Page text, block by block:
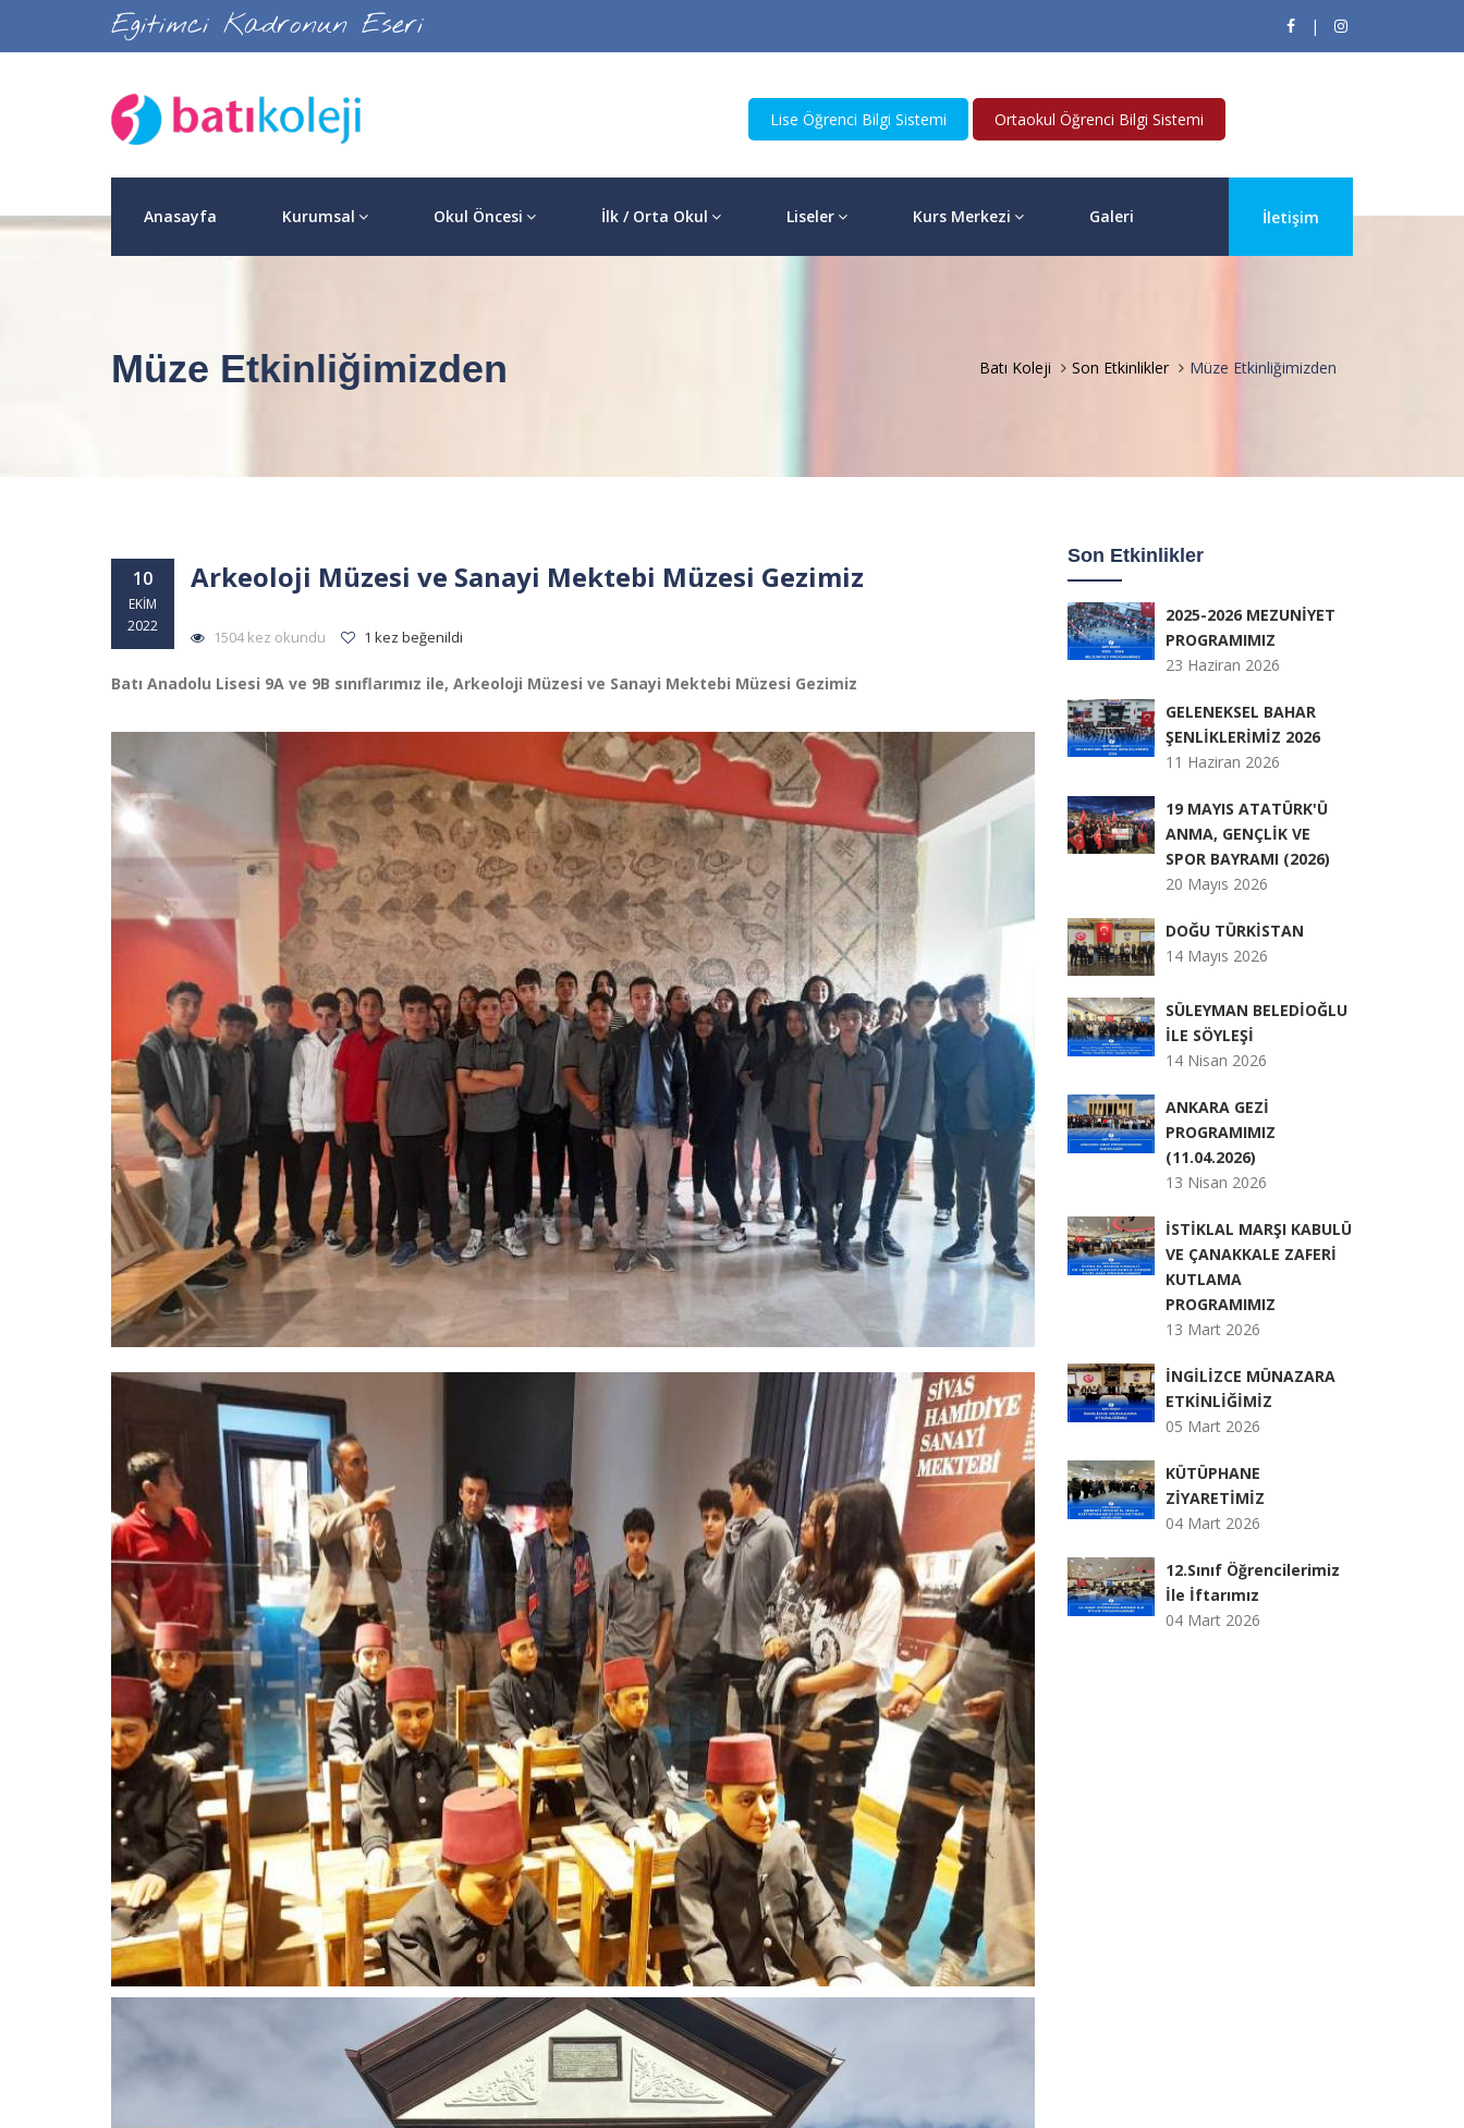
Egitimci Kadronun Eseri |
Lise Öğrenci Bilgi Sistemi Ortaokul Öğrenci Bilgi Sistemi
Anasayfa Kurumsal Okul Öncesi İlk / Orta Okul Liseler Kurs Merkezi Galeri İletişim
Müze Etkinliğimizden Batı Koleji Son Etkinlikler Müze Etkinliğimizden
10
EKIM
2022
Arkeoloji Müzesi ve Sanayi Mektebi Müzesi Gezimiz
1504 kez okundu 1 kez beğenildi
Batı Anadolu Lisesi 9A ve 9B sınıflarımız ile, Arkeoloji Müzesi ve Sanayi Mektebi Müzesi Gezimiz
Son Etkinlikler
2025-2026 MEZUNİYET
PROGRAMIMIZ
23 Haziran 2026
GELENEKSEL BAHAR
ŞENLİKLERİMİZ 2026
11 Haziran 2026
19 MAYIS ATATÜRK'Ü
ANMA, GENÇLİK VE
SPOR BAYRAMI (2026)
20 Mayıs 2026
DOĞU TÜRKİSTAN
14 Mayıs 2026
SÜLEYMAN BELEDİOĞLU
İLE SÖYLEŞİ
14 Nisan 2026
ANKARA GEZİ
PROGRAMIMIZ
(11.04.2026)
13 Nisan 2026
İSTİKLAL MARŞI KABULÜ
VE ÇANAKKALE ZAFERİ
KUTLAMA
PROGRAMIMIZ
13 Mart 2026
İNGİLİZCE MÜNAZARA
ETKİNLİĞİMİZ
05 Mart 2026
KÜTÜPHANE
ZİYARETİMİZ
04 Mart 2026
12.Sınıf Öğrencilerimiz
İle İftarımız
04 Mart 2026